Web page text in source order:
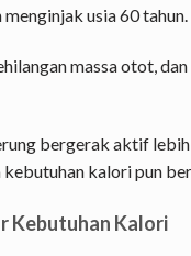
usia 60 tahun.
massa otot,
bergerak aktif
kalori pun
Kebutuhan Kalori